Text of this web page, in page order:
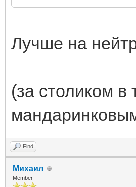
Лучше на
(за столиком в
Find
Михаил
Member